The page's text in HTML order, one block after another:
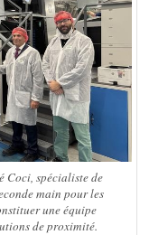
Coci, spécialiste de
main pour les
une équipe
de proximité.